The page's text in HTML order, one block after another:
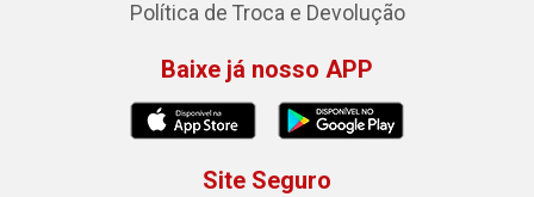
Política de Troca e Devolução
Baixe já nosso APP
Site Seguro